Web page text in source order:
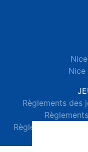
Nice
Règlements des
Règlements des